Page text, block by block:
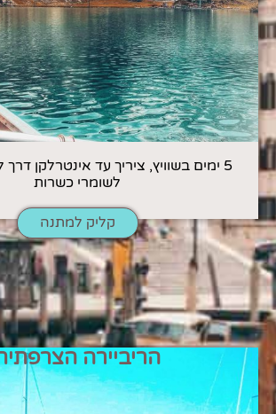
5 ימים בשוויץ, ציריך עד אינטרלקן
לשומרי כשרות
קליק למתנה
הריביירה